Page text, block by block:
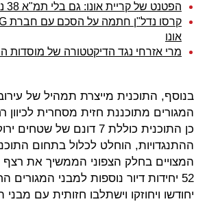
הפטנט של קריית אונו: גם בלי תמ"א 38 נחדש לך את הבניין
אונו
מרי אזרחי נגד הדיקטטורה של מוסדות
בנוסף, התוכנית מייצרת תמהיל של
המגורים מתוכננת חזית מסחרית לכיוון
כן התוכנית כוללת 7
המצויים בחלק הצפוני הממשיך את
52 יחידות דיור נוספות למבני
יחודשו ויחוזקו וישתלבו חזותית עם